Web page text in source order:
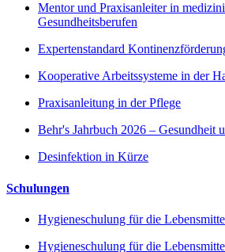
Mentor und Praxisanleiter in
Gesundheitsberufen
Expertenstandard
Kooperative Arbeitssysteme in der
Praxisanleitung in der Pflege
Behr's Jahrbuch 2026 – Gesundheit
Desinfektion in Kürze
Schulungen
Hygieneschulung für die
Hygieneschulung für die